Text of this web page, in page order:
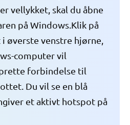
vellykket, skal du åbne
på Windows.Klik på
øverste venstre hjørne,
computer vil
forbindelse til
Du vil se en blå
et aktivt hotspot på